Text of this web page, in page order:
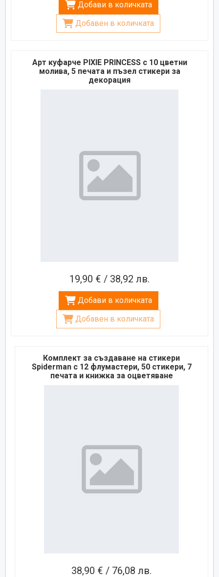
Добави в количката
Добавен в количката
Арт куфарче PIXIE PRINCESS с 10 цветни
молива, 5 печата и пъзел стикери за
декорация
19,90 € / 38,92 лв.
Добави в количката
Добавен в количката
Комплект за създаване на стикери
Spiderman с 12 флумастери, 50 стикери, 7
печата и книжка за оцветяване
38,90 € / 76,08 лв.